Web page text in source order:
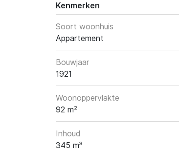
Kenmerken
Soort woonhuis
Appartement
Bouwjaar
1921
Woonoppervlakte
92 m²
Inhoud
345 m³